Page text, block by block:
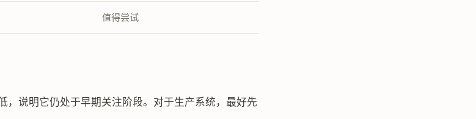
值得尝试
，说明它仍处于早期关注阶段。对于生产系统，最好先